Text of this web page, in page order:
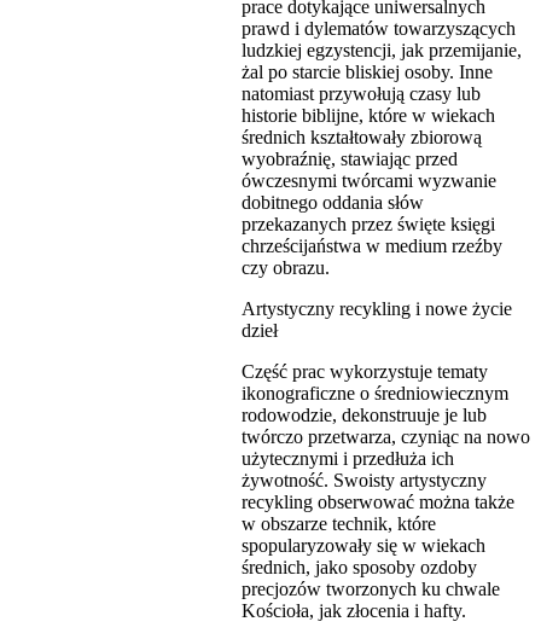
prace dotykające uniwersalnych
prawd i dylematów towarzyszących
ludzkiej egzystencji, jak przemijanie,
żal po starcie bliskiej osoby. Inne
natomiast przywołują czasy lub
historie biblijne, które w wiekach
średnich kształtowały zbiorową
wyobraźnię, stawiając przed
ówczesnymi twórcami wyzwanie
dobitnego oddania słów
przekazanych przez święte księgi
chrześcijaństwa w medium rzeźby
czy obrazu.
Artystyczny recykling i nowe życie
dzieł
Część prac wykorzystuje tematy
ikonograficzne o średniowiecznym
rodowodzie, dekonstruuje je lub
twórczo przetwarza, czyniąc na nowo
użytecznymi i przedłuża ich
żywotność. Swoisty artystyczny
recykling obserwować można także
w obszarze technik, które
spopularyzowały się w wiekach
średnich, jako sposoby ozdoby
precjozów tworzonych ku chwale
Kościoła, jak złocenia i hafty.